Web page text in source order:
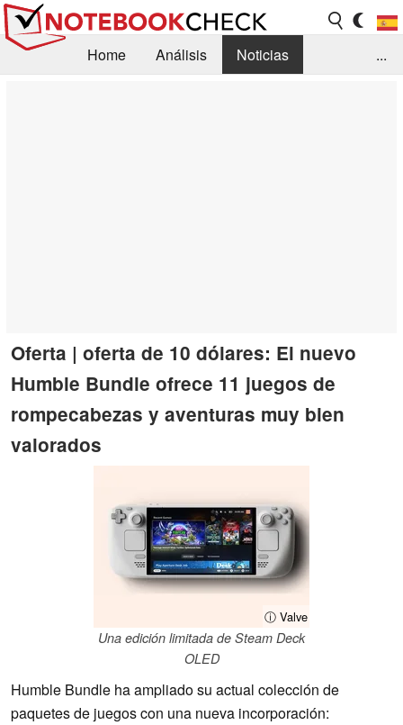
Home Análisis
Noticias
...
Oferta | oferta de 10 dólares: El nuevo
Humble Bundle ofrece 11 juegos de
rompecabezas y aventuras muy bien
valorados
ⓘ Valve
Una edición limitada de Steam Deck
OLED
Humble Bundle ha ampliado su actual colección de
paquetes de juegos con una nueva incorporación: